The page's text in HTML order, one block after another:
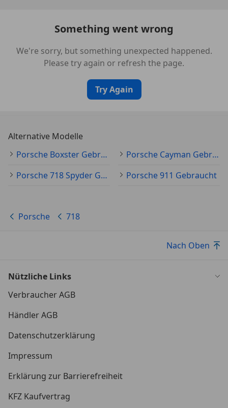
Something went wrong
We're sorry, but something unexpected happened.
Please try again or refresh the page.
Try Again
Alternative Modelle
Porsche Boxster Gebraucht
Porsche Cayman Gebraucht
Porsche 718 Spyder Gebraucht
Porsche 911 Gebraucht
Porsche 718
Nach Oben
Nützliche Links
Verbraucher AGB
Händler AGB
Datenschutzerklärung
Impressum
Erklärung zur Barrierefreiheit
KFZ Kaufvertrag